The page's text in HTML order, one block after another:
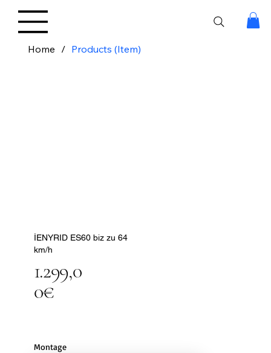
Home / Products (Item)
İENYRID ES60 biz zu 64
km/h
1.299,0
0€
Montage